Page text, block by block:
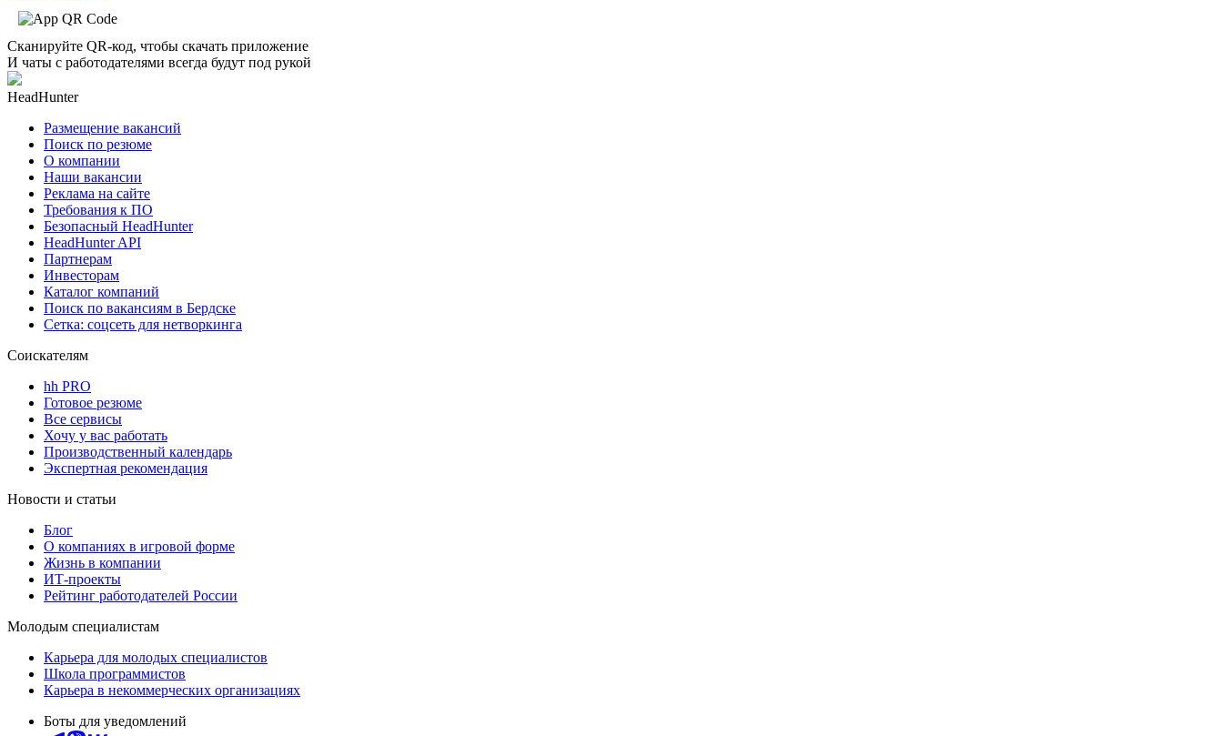
Сканируйте QR-код, чтобы скачать приложение
И чаты с работодателями всегда будут под рукой
HeadHunter
Размещение вакансий
Поиск по резюме
О компании
Наши вакансии
Реклама на сайте
Требования к ПО
Безопасный HeadHunter
HeadHunter API
Партнерам
Инвесторам
Каталог компаний
Поиск по вакансиям в Бердске
Сетка: соцсеть для нетворкинга
Соискателям
hh PRO
Готовое резюме
Все сервисы
Хочу у вас работать
Производственный календарь
Экспертная рекомендация
Новости и статьи
Блог
О компаниях в игровой форме
Жизнь в компании
ИТ-проекты
Рейтинг работодателей России
Молодым специалистам
Карьера для молодых специалистов
Школа программистов
Карьера в некоммерческих организациях
Боты для уведомлений